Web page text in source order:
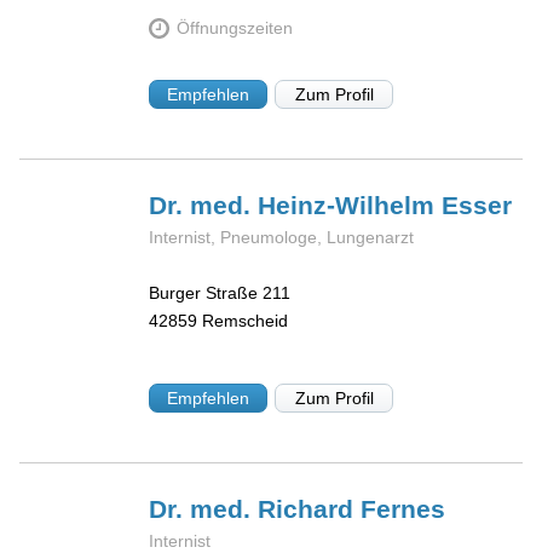
Öffnungszeiten
Empfehlen Zum Profil
Dr. med. Heinz-Wilhelm Esser
Internist, Pneumologe, Lungenarzt
Burger Straße 211
42859 Remscheid
Empfehlen Zum Profil
Dr. med. Richard Fernes
Internist